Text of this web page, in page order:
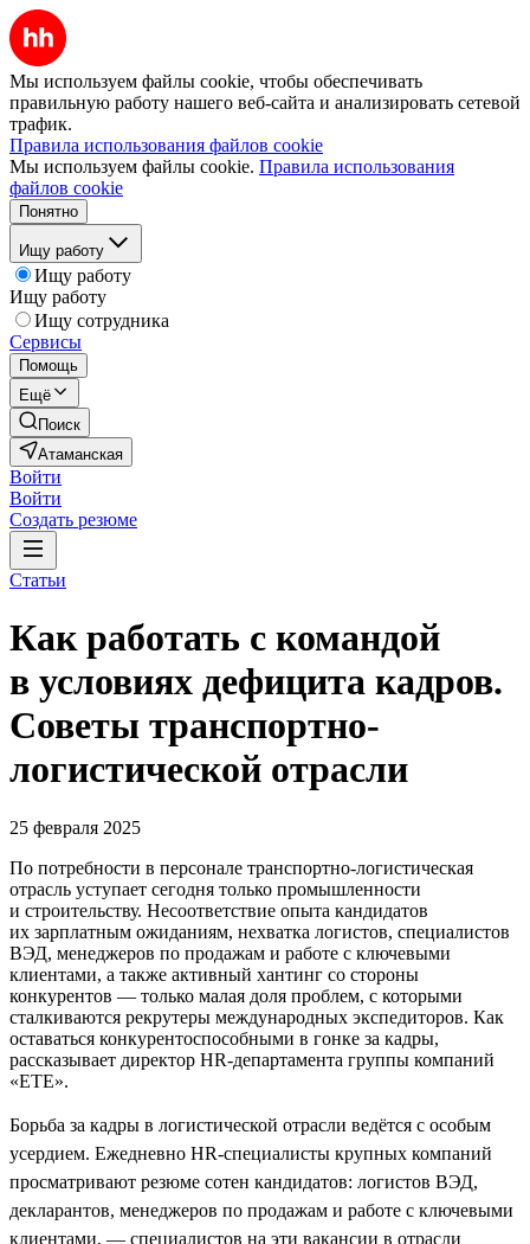
Мы используем файлы cookie, чтобы обеспечивать
правильную работу нашего веб-сайта и анализировать сетевой
трафик.
Правила использования файлов cookie
Мы используем файлы cookie. Правила использования
файлов cookie
Понятно
Ищу работу
Ищу работу
Ищу работу
Ищу сотрудника
Сервисы
Помощь
Ещё
Поиск
Атаманская
Войти
Войти
Создать резюме
Статьи
Как работать с командой
в условиях дефицита кадров.
Советы транспортно-
логистической отрасли
25 февраля 2025
По потребности в персонале транспортно-логистическая
отрасль уступает сегодня только промышленности
и строительству. Несоответствие опыта кандидатов
их зарплатным ожиданиям, нехватка логистов, специалистов
ВЭД, менеджеров по продажам и работе с ключевыми
клиентами, а также активный хантинг со стороны
конкурентов — только малая доля проблем, с которыми
сталкиваются рекрутеры международных экспедиторов. Как
оставаться конкурентоспособными в гонке за кадры,
рассказывает директор HR-департамента группы компаний
«ЕТЕ».
Борьба за кадры в логистической отрасли ведётся с особым
усердием. Ежедневно HR-специалисты крупных компаний
просматривают резюме сотен кандидатов: логистов ВЭД,
декларантов, менеджеров по продажам и работе с ключевыми
клиентами, — специалистов на эти вакансии в отрасли